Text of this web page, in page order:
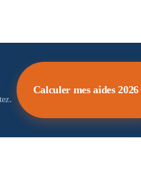
Calculer mes aides 2026